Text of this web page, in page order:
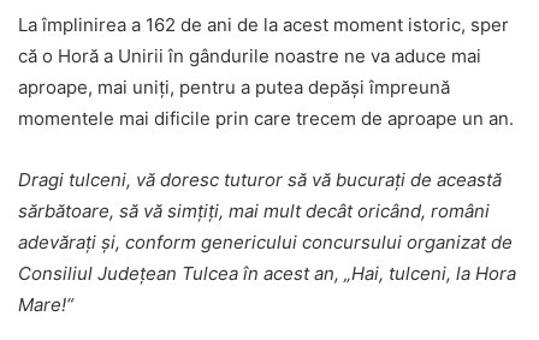
La împlinirea a 162 de ani de la acest moment istoric, sper
că o Horă a Unirii în gândurile noastre ne va aduce mai
aproape, mai uniți, pentru a putea depăși împreună
momentele mai dificile prin care trecem de aproape un an.
Dragi tulceni, vă doresc tuturor să vă bucurați de această
sărbătoare, să vă simțiți, mai mult decât oricând, români
adevărați și, conform genericului concursului organizat de
Consiliul Județean Tulcea în acest an, „Hai, tulceni, la Hora
Mare!“